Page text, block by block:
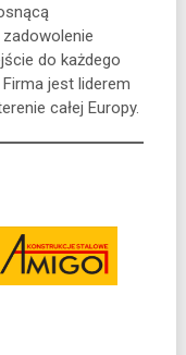
do każdego
jest liderem
całej Europy.